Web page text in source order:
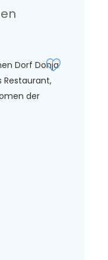
Dorf Donja
Restaurant,
der